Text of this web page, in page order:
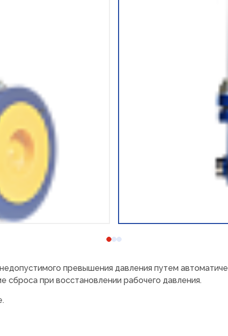
превышения давления путем
при восстановлении рабочего давления.